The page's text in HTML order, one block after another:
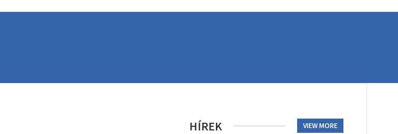
HÍREK VIEW MORE